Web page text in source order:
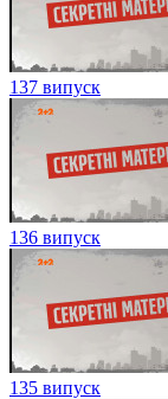
137 випуск
136 випуск
135 випуск